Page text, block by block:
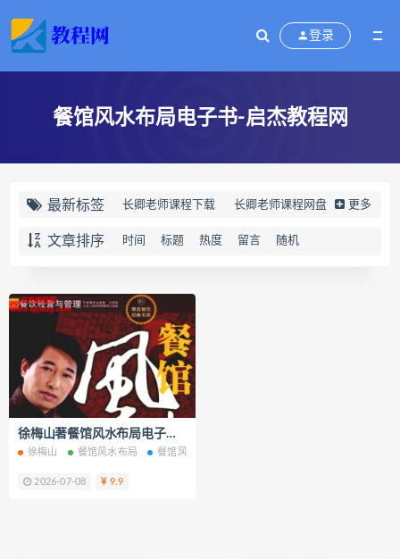
登录
餐馆风水布局电子书-启杰教程网
最新标签 长卿老师课程下载 长卿老师课程网盘
长卿老师闲者密训
长卿老师课程
六爻万象答疑全书网盘
六爻万象答疑全书pdf
六爻万象答疑全书电子书
六爻万象答疑全书
道家八字化解指导册下载
更多
文章排序 时间 标题 热度 留言 随机
徐梅山著餐馆风水布局电子书pdf百度网盘下载学习
徐梅山 餐馆风水布局 餐馆风水布局电子书
2026-07-08 9.9